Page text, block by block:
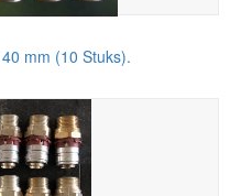
mm (10 Stuks).